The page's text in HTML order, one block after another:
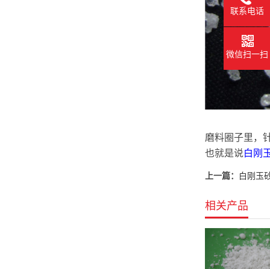
磨料圈子里，
也就是说白刚
上一篇： 白刚玉
相关产品
联系电话
微信扫一扫